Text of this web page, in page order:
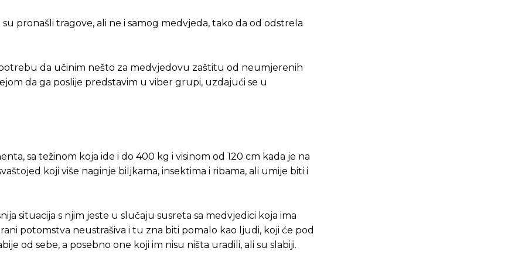
pronašli tragove, ali ne i samog medvjeda, tako da od odstrela
potrebu da učinim nešto za medvjedovu zaštitu od neumjerenih
da ga poslije predstavim u viber grupi, uzdajući se u
sa težinom koja ide i do 400 kg i visinom od 120 cm kada je na
koji više naginje biljkama, insektima i ribama, ali umije biti i
situacija s njim jeste u slučaju susreta sa medvjedici koja ima
potomstva neustrašiva i tu zna biti pomalo kao ljudi, koji će pod
od sebe, a posebno one koji im nisu ništa uradili, ali su slabiji.